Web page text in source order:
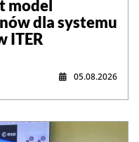
model
dla systemu
ITER
05.08.2026